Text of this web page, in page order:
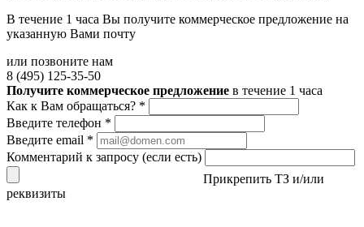
В течение 1 часа Вы получите коммерческое предложение на
указанную Вами почту
или позвоните нам
8 (495) 125-35-50
Получите коммерческое предложение в течение 1 часа
Как к Вам обращаться? *
Введите телефон *
Введите email *
Комментарий к запросу (если есть)
Прикрепить ТЗ и/или
реквизиты